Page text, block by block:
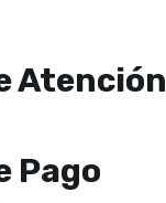
Atención
Pago